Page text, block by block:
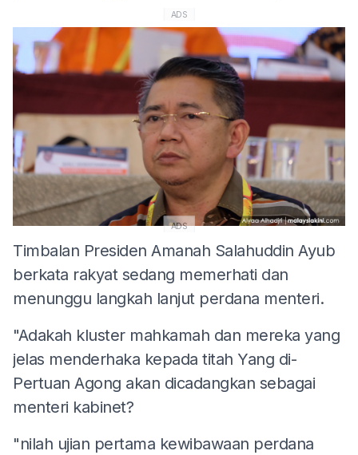
ADS
ADS
Timbalan Presiden Amanah Salahuddin Ayub
berkata rakyat sedang memerhati dan
menunggu langkah lanjut perdana menteri.
"Adakah kluster mahkamah dan mereka yang
jelas menderhaka kepada titah Yang di-
Pertuan Agong akan dicadangkan sebagai
menteri kabinet?
"nilah ujian pertama kewibawaan perdana